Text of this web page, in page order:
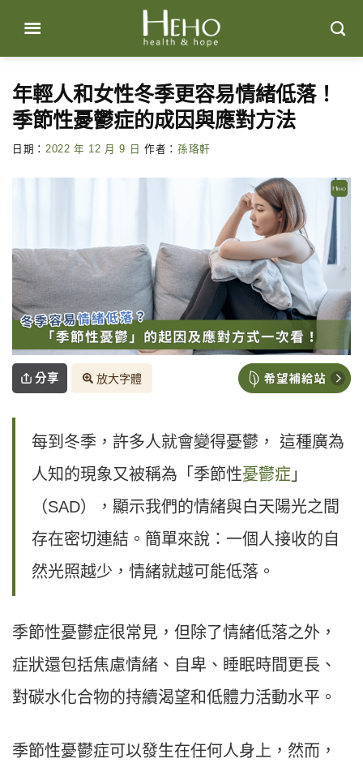
content
年輕人和女性冬季更容易情緒低落！
季節性憂鬱症的成因與應對方法
日期： 2022 年 12 月 9 日 作者： 孫珞軒
分享 放大字體
每到冬季，許多人就會變得憂鬱， 這種廣為
人知的現象又被稱為「季節性憂鬱症 」
（SAD），顯示我們的情緒與白天陽光之間
存在密切連結。簡單來說：一個人接收的自
然光照越少，情緒就越可能低落。
季節性憂鬱症很常見，但除了情緒低落之外，
症狀還包括焦慮情緒、自卑、睡眠時間更長、
對碳水化合物的持續渴望和低體力活動水平。
季節性憂鬱症可以發生在任何人身上，然而，